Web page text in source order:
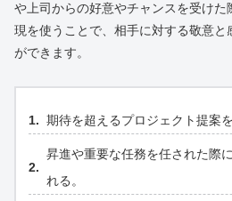
や上司からの好意やチャンスを受けた
現を使うことで、相手に対する敬意と
ができます。
期待を超えるプロジェクト提案
昇進や重要な任務を任された際
れる。